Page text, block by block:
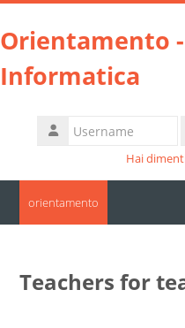
Orientamento
Informatica
Username
Hai
orientamento
UniTO
Teachers for